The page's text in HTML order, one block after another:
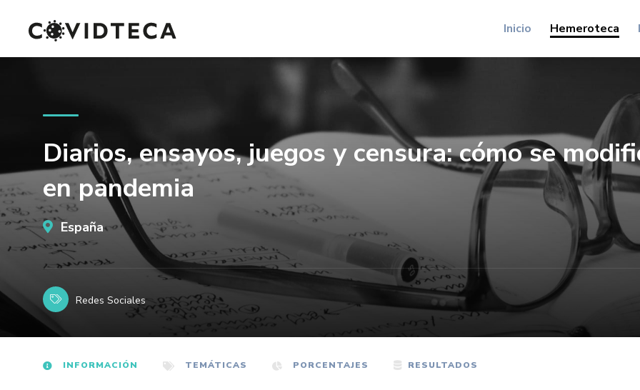
Inicio Hemeroteca
Diarios, ensayos, juegos y censura: cómo se
en pandemia
España
Redes Sociales
INFORMACIÓN TEMÁTICAS PORCENTAJES RESULTADOS